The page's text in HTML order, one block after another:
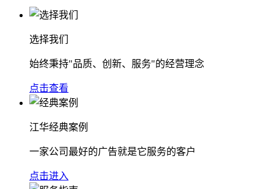
选择我们
始终秉持"品质、创新、服务"的经营理念
点击查看
江华经典案例
一家公司最好的广告就是它服务的客户
点击进入